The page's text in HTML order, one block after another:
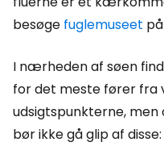
besøge fuglemuseet
I nærheden af søen
for det meste fører fra
udsigtspunkterne,
bør ikke gå glip af disse: